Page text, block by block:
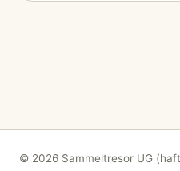
© 2026 Sammeltresor UG